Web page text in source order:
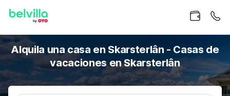
Alquila una casa en Skarsterlân - Casas de
vacaciones en Skarsterlân